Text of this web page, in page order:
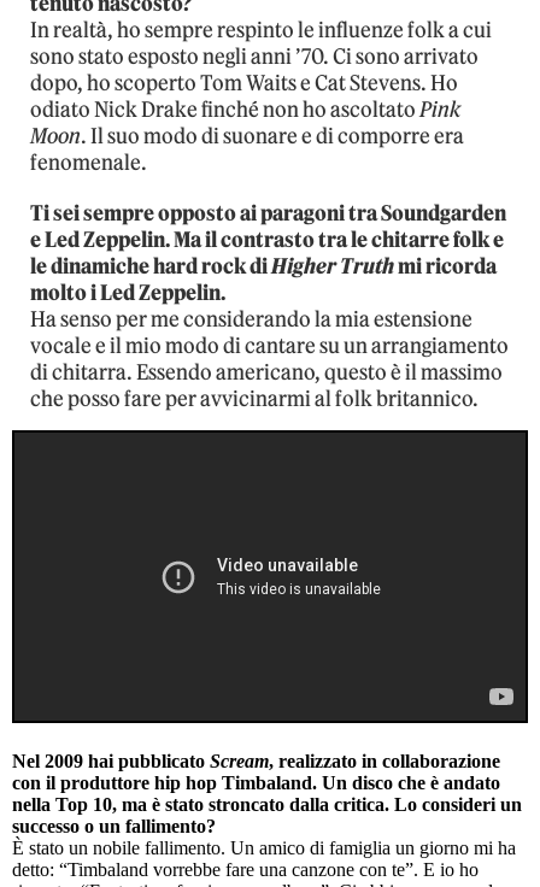
In realtà, ho sempre respinto le influenze folk a cui
sono stato esposto negli anni ’70. Ci sono arrivato
dopo, ho scoperto Tom Waits e Cat Stevens. Ho
odiato Nick Drake finché non ho ascoltatoPink
Moon. Il suo modo di suonare e di comporre era
fenomenale.
Ti sei sempre opposto ai paragoni tra Soundgarden
e Led Zeppelin. Ma il contrasto tra le chitarre folk e
le dinamiche hard rock diHigher Truthmi ricorda
molto i Led Zeppelin.
Ha senso per me considerando la mia estensione
vocale e il mio modo di cantare su un arrangiamento
di chitarra. Essendo americano, questo è il massimo
che posso fare per avvicinarmi al folk britannico.
Nel 2009 hai pubblicato Scream, realizzato in collaborazione
con il produttore hip hop Timbaland. Un disco che è andato
nella Top 10, ma è stato stroncato dalla critica. Lo consideri un
successo o un fallimento?
È stato un nobile fallimento. Un amico di famiglia un giorno mi ha
detto: “Timbaland vorrebbe fare una canzone con te”. E io ho